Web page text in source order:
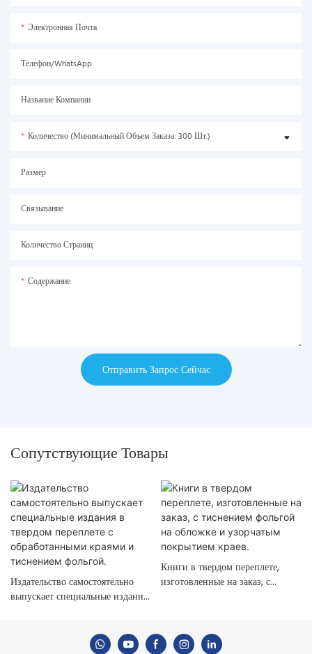
Электронная Почта
Телефон/WhatsApp
Название Компании
Количество (минимальный Объем Заказа: 300 Шт.)
Размер
Связывание
Количество Страниц
Содержание
Отправить Запрос Сейчас
Сопутствующие Товары
Издательство самостоятельно
выпускает специальные издания
тиснением фольгой.
Книги в твердом переплете,
изготовленные на заказ, с